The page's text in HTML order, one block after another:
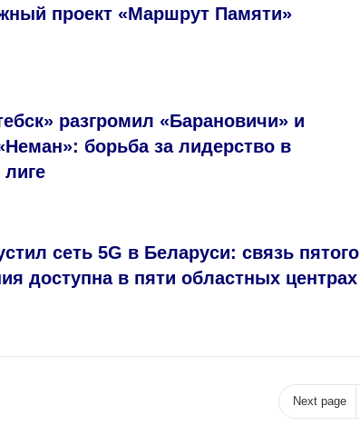
проект «Маршрут Памяти»
разгромил «Барановичи» и
борьба за лидерство в
сеть 5G в Беларуси: связь пятого
доступна в пяти областных центрах
Next page